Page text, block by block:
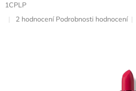
1CPLP
Průměrné
2 hodnocení Podrobnosti hodnocení